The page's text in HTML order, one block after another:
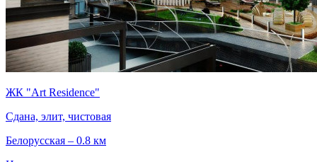
ЖК "Art Residence"
Сдана, элит, чистовая
Белорусская – 0.8 км